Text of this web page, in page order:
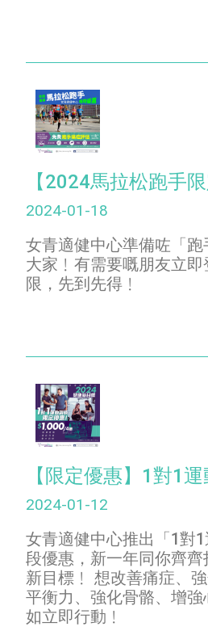
【2024馬拉松跑手限
2024-01-18
女青適健中心準備咗「
大家﹗有需要嘅朋友立
限，先到先得﹗
【限定優惠】1對1運
2024-01-12
女青適健中心推出「1對
段優惠，新一年同你齊
新目標﹗ 想改善痛症、
平衡力、強化骨骼、增
如立即行動﹗